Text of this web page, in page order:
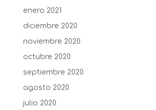
enero 2021
diciembre 2020
noviembre 2020
octubre 2020
septiembre 2020
agosto 2020
julio 2020